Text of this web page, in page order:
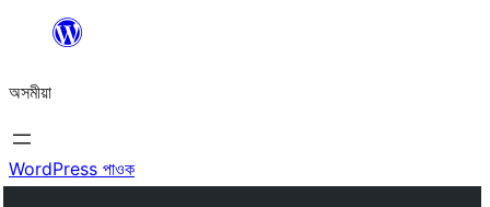
বিষয়বস্তুলৈ
যাওক
অসমীয়া
WordPress পাওক